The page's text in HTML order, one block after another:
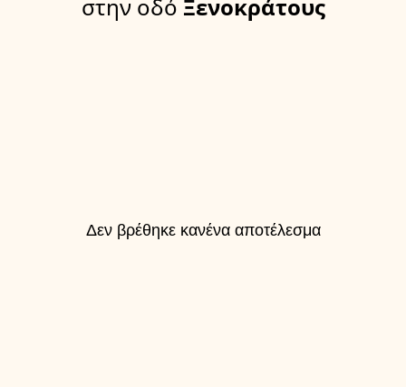
στην οδό Ξενοκράτους
Δεν βρέθηκε κανένα αποτέλεσμα